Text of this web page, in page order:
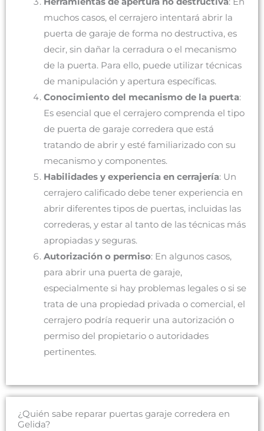
muchos casos, el cerrajero intentará abrir la
puerta de garaje de forma no destructiva, es
decir, sin dañar la cerradura o el mecanismo
de la puerta. Para ello, puede utilizar técnicas
de manipulación y apertura específicas.
Conocimiento del mecanismo de la puerta:
Es esencial que el cerrajero comprenda el tipo
de puerta de garaje corredera que está
tratando de abrir y esté familiarizado con su
mecanismo y componentes.
Habilidades y experiencia en cerrajería: Un
cerrajero calificado debe tener experiencia en
abrir diferentes tipos de puertas, incluidas las
correderas, y estar al tanto de las técnicas más
apropiadas y seguras.
Autorización o permiso: En algunos casos,
para abrir una puerta de garaje,
especialmente si hay problemas legales o si se
trata de una propiedad privada o comercial, el
cerrajero podría requerir una autorización o
permiso del propietario o autoridades
pertinentes.
¿Quién sabe reparar puertas garaje corredera en
Gelida?